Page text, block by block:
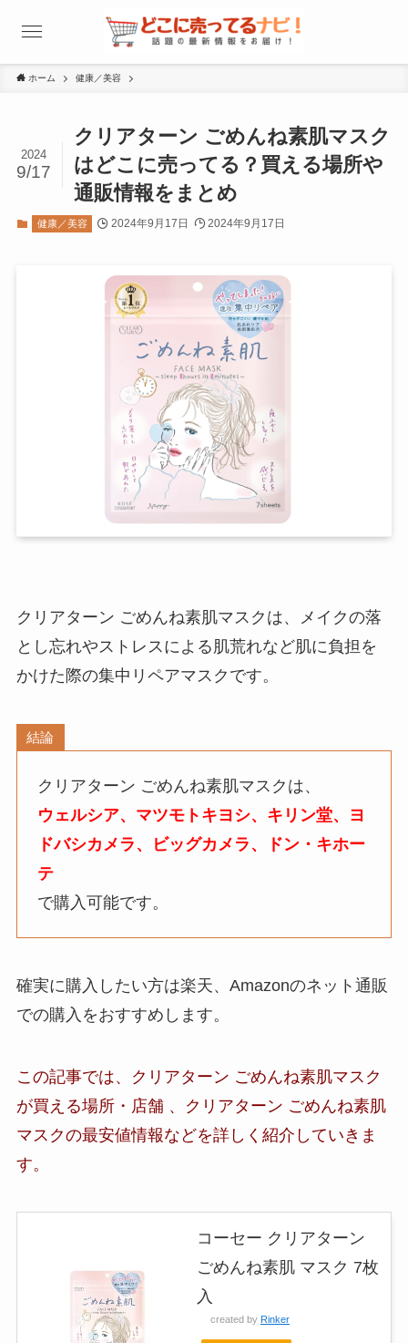
ホーム 健康／美容
クリアターン ごめんね素肌マスク
はどこに売ってる？買える場所や
通販情報をまとめ
2024
9/17
健康／美容 2024年9月17日 2024年9月17日
クリアターン ごめんね素肌マスクは、メイクの落
とし忘れやストレスによる肌荒れなど肌に負担を
かけた際の集中リペアマスクです。
結論
クリアターン ごめんね素肌マスクは、
ウェルシア、マツモトキヨシ、キリン堂、ヨ
ドバシカメラ、ビッグカメラ、ドン・キホー
テ
で購入可能です。
確実に購入したい方は楽天、Amazonのネット通販
での購入をおすすめします。
この記事では、
クリアターン ごめんね素肌マスク
が買える場所・店舗 、
クリアターン ごめんね素肌
マスクの最安値情報などを詳しく紹介していきま
す。
コーセー クリアターン
ごめんね素肌 マスク 7枚
入
created by Rinker